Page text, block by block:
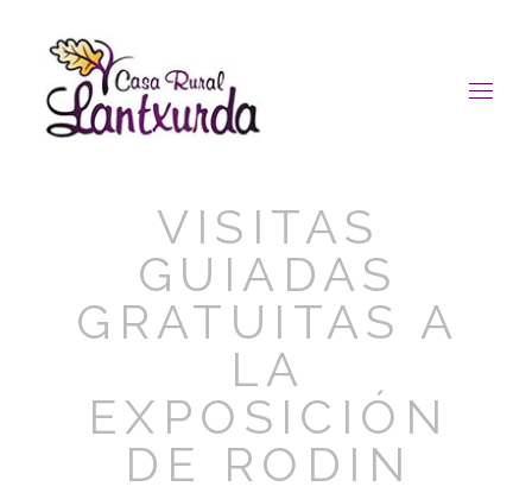
VISITAS
GUIADAS
GRATUITAS A
LA
EXPOSICIÓN
DE RODIN